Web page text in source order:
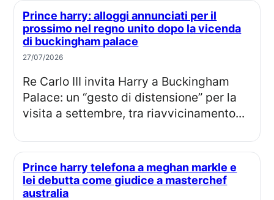
Prince harry: alloggi annunciati per il
prossimo nel regno unito dopo la vicenda
di buckingham palace
27/07/2026
Re Carlo III invita Harry a Buckingham
Palace: un “gesto di distensione” per la
visita a settembre, tra riavvicinamento...
Prince harry telefona a meghan markle e
lei debutta come giudice a masterchef
australia